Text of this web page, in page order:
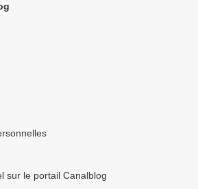
sur le portail Canalblog